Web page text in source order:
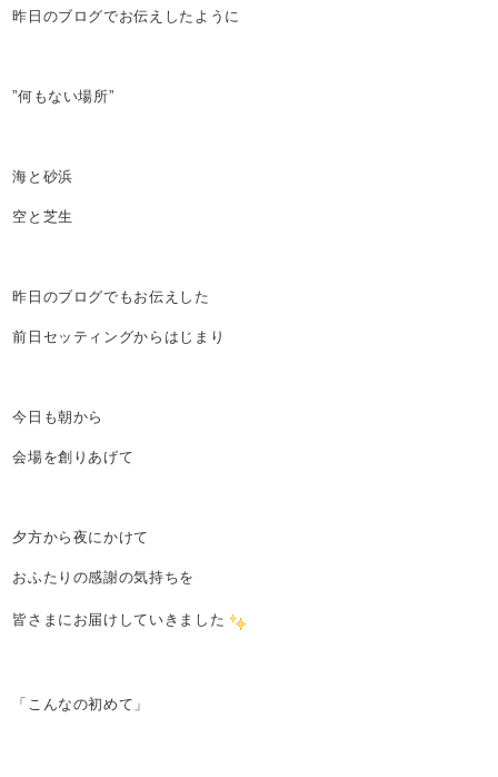
昨日のブログでお伝えしたように
”何もない場所”
海と砂浜
空と芝生
昨日のブログでもお伝えした
前日セッティングからはじまり
今日も朝から
会場を創りあげて
夕方から夜にかけて
おふたりの感謝の気持ちを
皆さまにお届けしていきました
「こんなの初めて」